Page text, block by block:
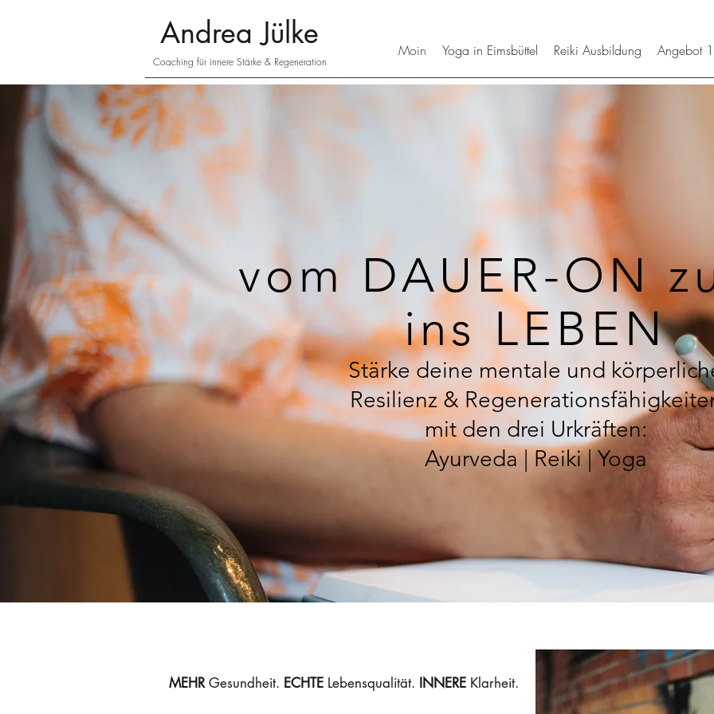
AndreaJülke
Coaching für innere Stärke & Regeneration
Moin Yoga in Eimsbüttel Reiki Ausbildung Angebot
vom DAUER-ON
ins LEBEN
Stärke deine mentale und
Resilienz &
mit den drei Urkräften:
Ayurveda | Reiki | Yoga
MEHRGesundheit. ECHTE Lebensqualität. INNERE Klarheit.